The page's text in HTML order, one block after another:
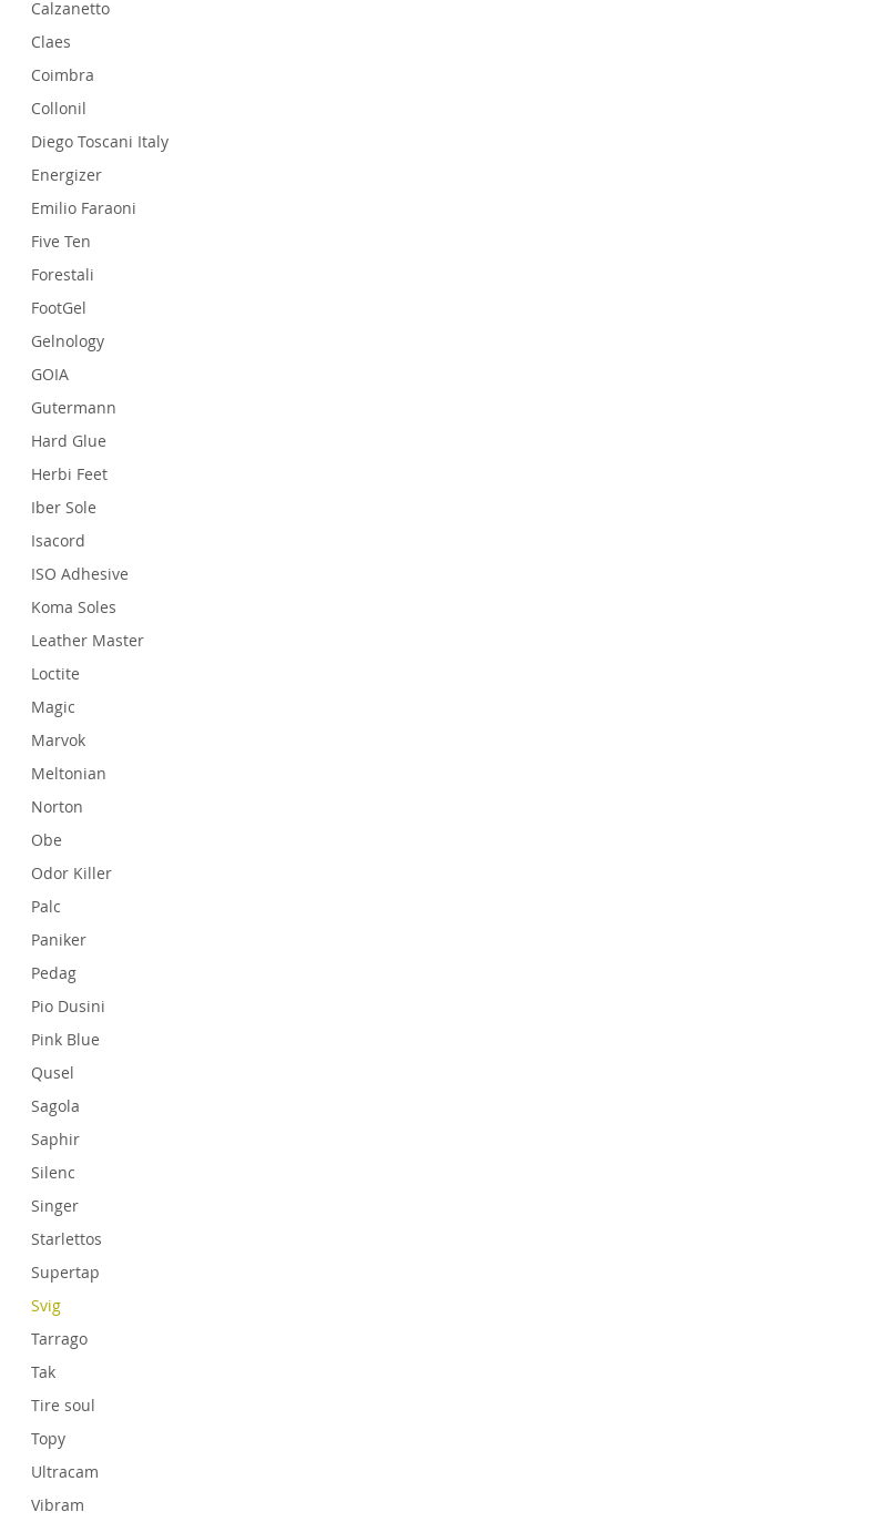
Calzanetto
Claes
Coimbra
Collonil
Diego Toscani Italy
Energizer
Emilio Faraoni
Five Ten
Forestali
FootGel
Gelnology
GOIA
Gutermann
Hard Glue
Herbi Feet
Iber Sole
Isacord
ISO Adhesive
Koma Soles
Leather Master
Loctite
Magic
Marvok
Meltonian
Norton
Obe
Odor Killer
Palc
Paniker
Pedag
Pio Dusini
Pink Blue
Qusel
Sagola
Saphir
Silenc
Singer
Starlettos
Supertap
Svig
Tarrago
Tak
Tire soul
Topy
Ultracam
Vibram